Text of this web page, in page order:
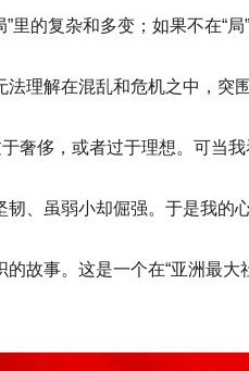
的复杂和多变；如果不在“
法理解在混乱和危机之中，
奢侈，或者过于理想。可当
、虽弱小却倔强。于是我的
故事。这是一个在“亚洲最